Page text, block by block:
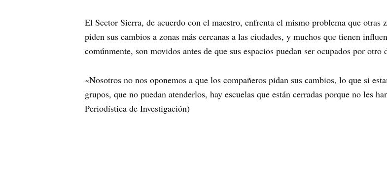
El Sector Sierra, de acuerdo con el maestro, enfrenta el mismo problema que otras
piden sus cambios a zonas más cercanas a las ciudades, y muchos que tienen
comúnmente, son movidos antes de que sus espacios puedan ser ocupados por otro
«Nosotros no nos oponemos a que los compañeros pidan sus cambios, lo que si
grupos, que no puedan atenderlos, hay escuelas que están cerradas porque no les
Periodística de Investigación)